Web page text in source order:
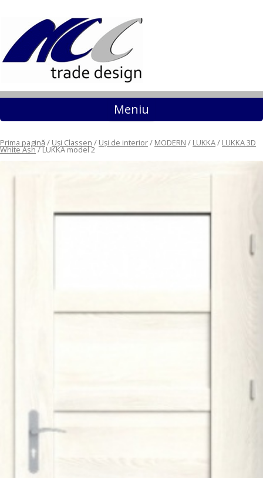
Meniu Sari la conținut
Prima pagină / Uși Classen / Uși de interior/ MODERN / LUKKA/ LUKKA 3D
White Ash/ LUKKA model 2